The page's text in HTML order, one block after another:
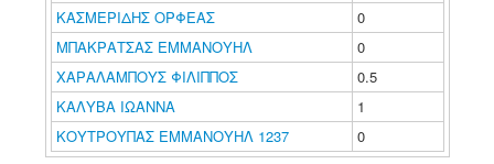
ΚΑΣΜΕΡΙΔΗΣ ΟΡΦΕΑΣ
0
ΜΠΑΚΡΑΤΣΑΣ ΕΜΜΑΝΟΥΗΛ
0
ΧΑΡΑΛΑΜΠΟΥΣ ΦΙΛΙΠΠΟΣ
0.5
ΚΑΛΥΒΑ ΙΩΑΝΝΑ
1
ΚΟΥΤΡΟΥΠΑΣ ΕΜΜΑΝΟΥΗΛ 1237
0